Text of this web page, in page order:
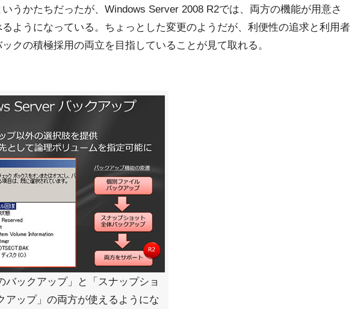
うかたちだったが、Windows Server 2008 R2では、両方の機能が用意さ
ようになっている。ちょっとした変更のようだが、利便性の追求と利用者
クの積極採用の両立を目指していることが見て取れる。
バックアップ」と「スナップショ
アップ」の両方が使えるようにな